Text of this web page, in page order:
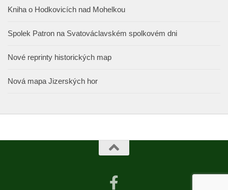
Kniha o Hodkovicích nad Mohelkou
Spolek Patron na Svatováclavském spolkovém dni
Nové reprinty historických map
Nová mapa Jizerských hor